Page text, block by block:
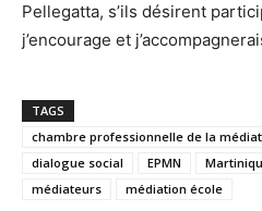
Pellegatta, s’ils désirent
j’encourage et
TAGS
chambre professionnelle de la
dialogue social
EPMN
médiateurs
médiation école